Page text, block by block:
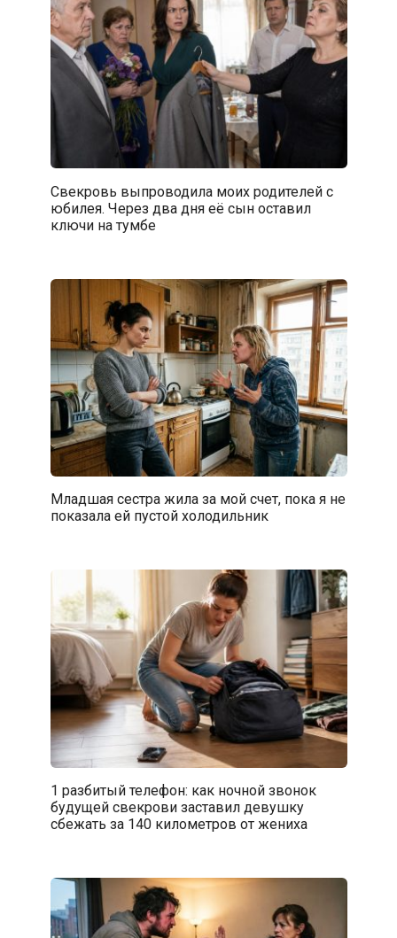
Свекровь выпроводила моих родителей с
юбилея. Через два дня её сын оставил
ключи на тумбе
Младшая сестра жила за мой счет, пока я не
показала ей пустой холодильник
1 разбитый телефон: как ночной звонок
будущей свекрови заставил девушку
сбежать за 140 километров от жениха